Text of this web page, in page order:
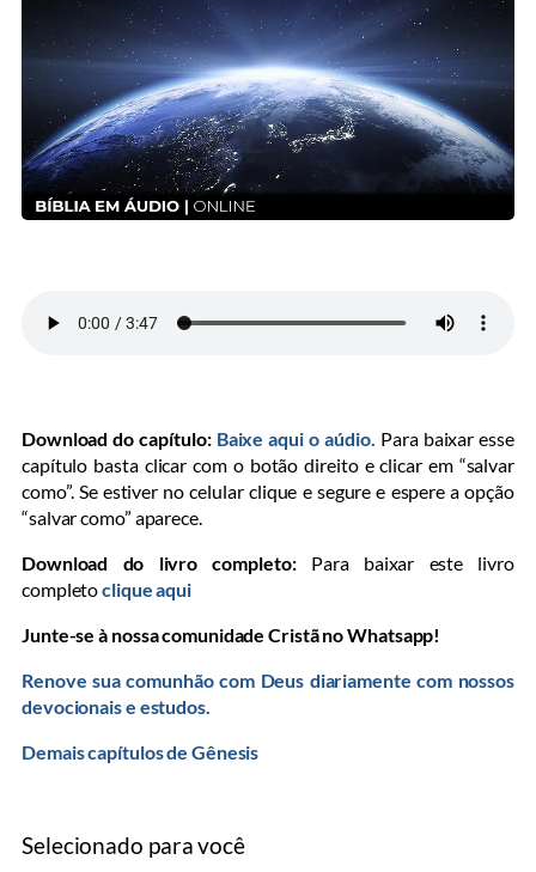
Download do capítulo: Baixe aqui o aúdio. Para baixar esse
capítulo basta clicar com o botão direito e clicar em “salvar
como”. Se estiver no celular clique e segure e espere a opção
“salvar como” aparece.
Download do livro completo: Para baixar este livro
completoclique aqui
Junte-se à nossa comunidade Cristã no Whatsapp!
Renove sua comunhão com Deus diariamente com nossos
devocionais e estudos.
Demais capítulos de Gênesis
Selecionado para você